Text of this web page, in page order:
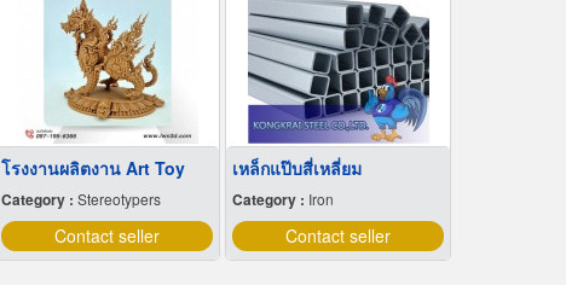
โรงงานผลิตงาน Art Toy
Category : Stereotypers
Contact seller
เหล็กแป๊บสี่เหลี่ยม
Category : Iron
Contact seller